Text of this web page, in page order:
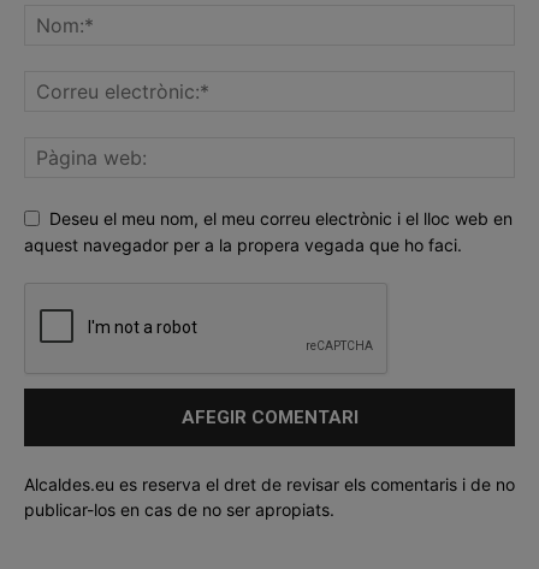
Deseu el meu nom, el meu correu electrònic i el lloc web en
aquest navegador per a la propera vegada que ho faci.
Alcaldes.eu es reserva el dret de revisar els comentaris i de no
publicar-los en cas de no ser apropiats.